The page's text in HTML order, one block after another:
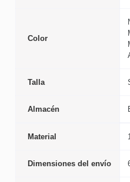
Color
Talla
Almacén
Material
Dimensiones del envío